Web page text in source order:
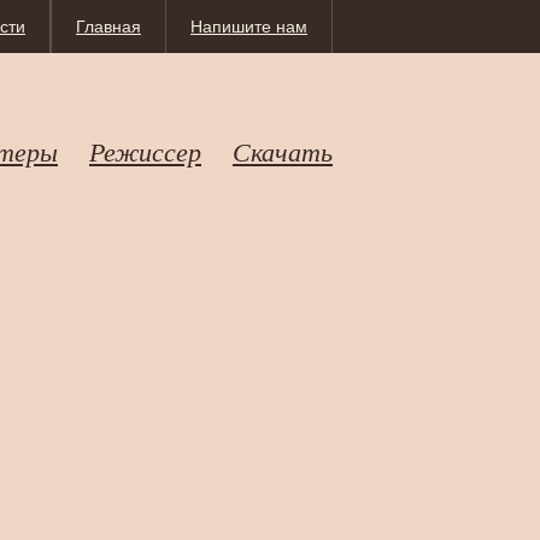
Напишите нам
Главная
Режиссер Скачать